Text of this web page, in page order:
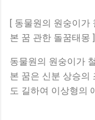
[ 동물원의 원숭이가
본 꿈 관한 돌꿈태몽 ]
동물원의 원숭이가
본 꿈은 신분 상승의
도 길하여 이상형의